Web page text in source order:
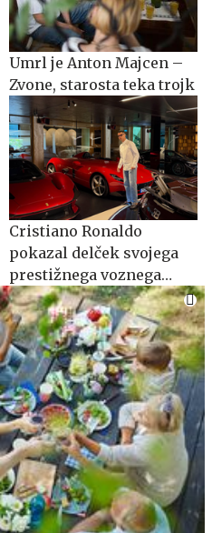
Umrl je Anton Majcen –
Zvone, starosta teka trojk
Cristiano Ronaldo
pokazal delček svojega
prestižnega voznega
parka